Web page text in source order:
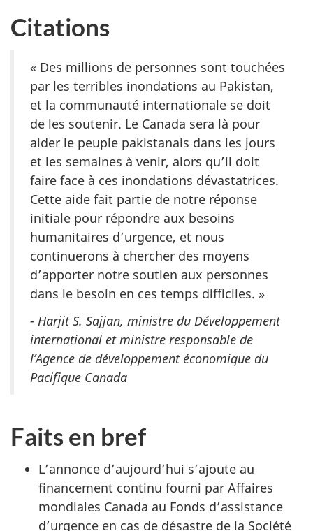
Citations
« Des millions de personnes sont touchées
par les terribles inondations au Pakistan,
et la communauté internationale se doit
de les soutenir. Le Canada sera là pour
aider le peuple pakistanais dans les jours
et les semaines à venir, alors qu’il doit
faire face à ces inondations dévastatrices.
Cette aide fait partie de notre réponse
initiale pour répondre aux besoins
humanitaires d’urgence, et nous
continuerons à chercher des moyens
d’apporter notre soutien aux personnes
dans le besoin en ces temps difficiles. »
- Harjit S. Sajjan, ministre du Développement
international et ministre responsable de
l’Agence de développement économique du
Pacifique Canada
Faits en bref
L’annonce d’aujourd’hui s’ajoute au
financement continu fourni par Affaires
mondiales Canada au Fonds d’assistance
d’urgence en cas de désastre de la Société